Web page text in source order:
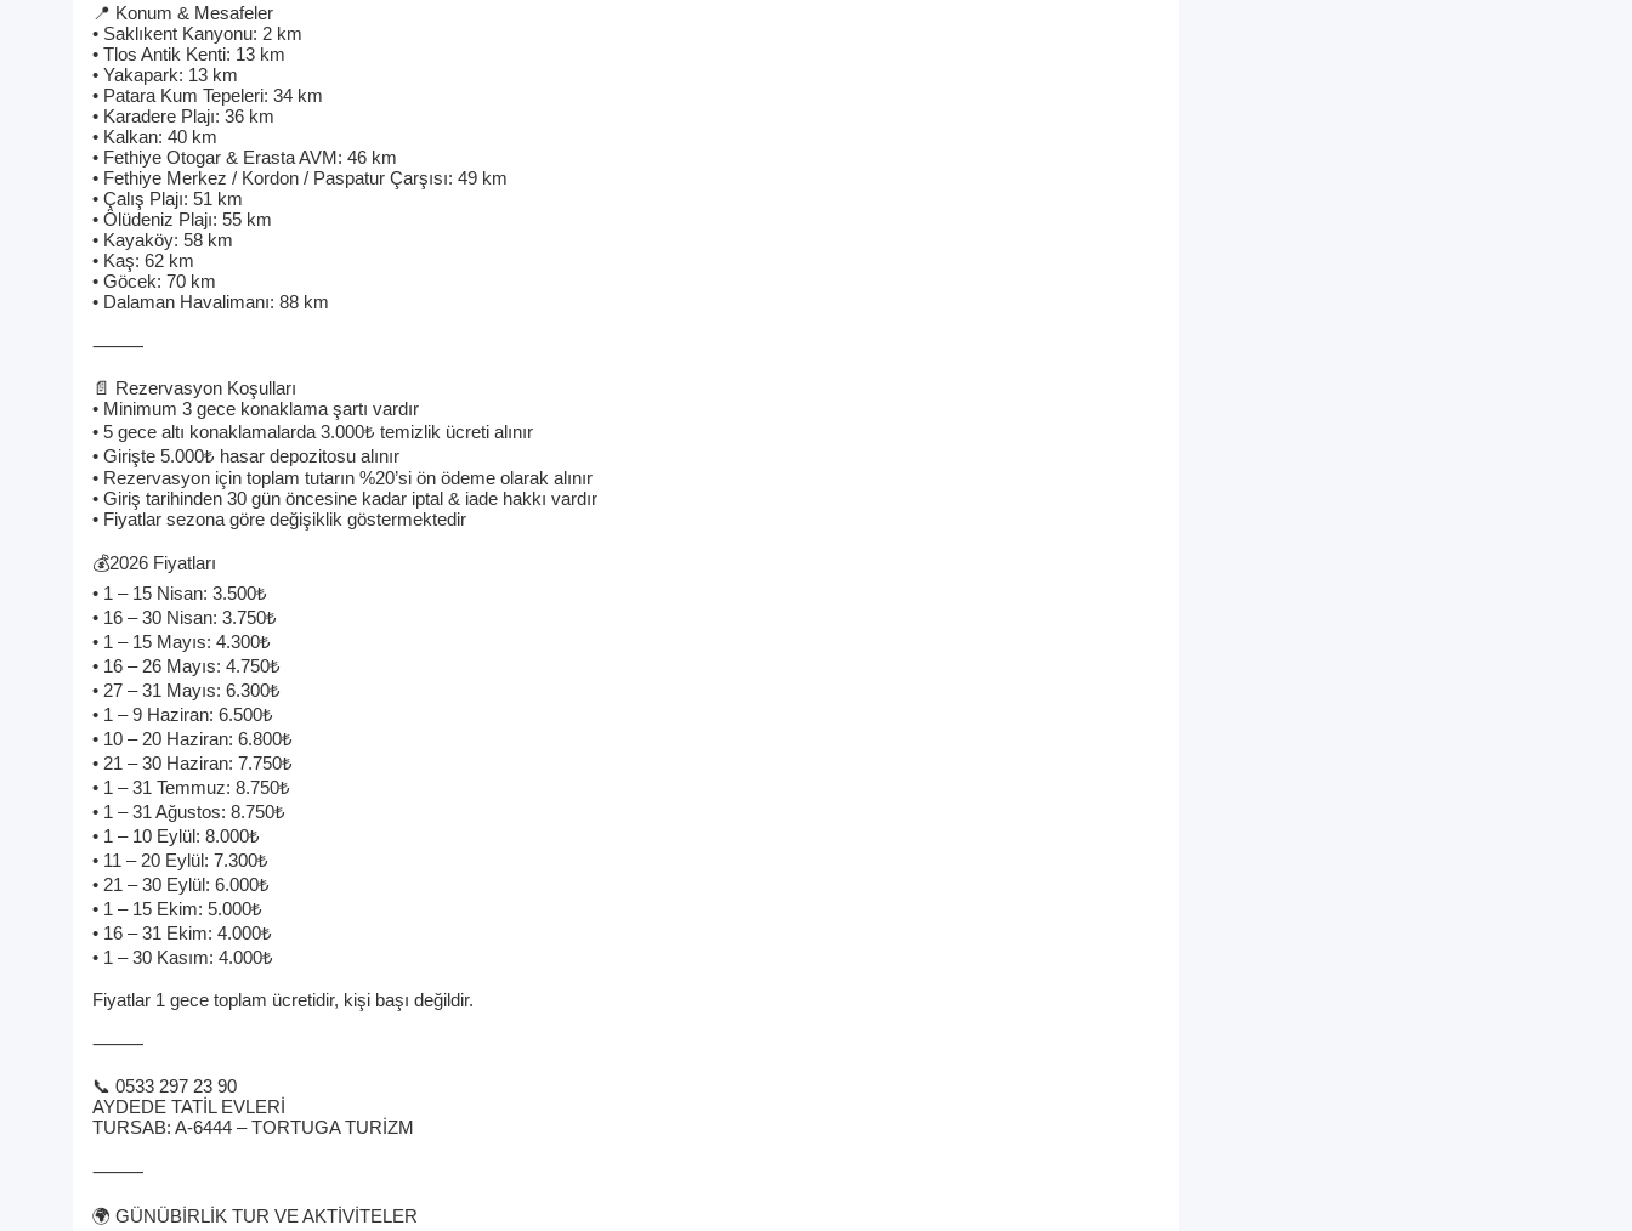
📍 Konum & Mesafeler
• Saklıkent Kanyonu: 2 km
• Tlos Antik Kenti: 13 km
• Yakapark: 13 km
• Patara Kum Tepeleri: 34 km
• Karadere Plajı: 36 km
• Kalkan: 40 km
• Fethiye Otogar & Erasta AVM: 46 km
• Fethiye Merkez / Kordon / Paspatur Çarşısı: 49 km
• Çalış Plajı: 51 km
• Ölüdeniz Plajı: 55 km
• Kayaköy: 58 km
• Kaş: 62 km
• Göcek: 70 km
• Dalaman Havalimanı: 88 km
⸻
📄 Rezervasyon Koşulları
• Minimum 3 gece konaklama şartı vardır
• 5 gece altı konaklamalarda 3.000₺ temizlik ücreti alınır
• Girişte 5.000₺ hasar depozitosu alınır
• Rezervasyon için toplam tutarın %20’si ön ödeme olarak alınır
• Giriş tarihinden 30 gün öncesine kadar iptal & iade hakkı vardır
• Fiyatlar sezona göre değişiklik göstermektedir
💰2026 Fiyatları
• 1 – 15 Nisan: 3.500₺
• 16 – 30 Nisan: 3.750₺
• 1 – 15 Mayıs: 4.300₺
• 16 – 26 Mayıs: 4.750₺
• 27 – 31 Mayıs: 6.300₺
• 1 – 9 Haziran: 6.500₺
• 10 – 20 Haziran: 6.800₺
• 21 – 30 Haziran: 7.750₺
• 1 – 31 Temmuz: 8.750₺
• 1 – 31 Ağustos: 8.750₺
• 1 – 10 Eylül: 8.000₺
• 11 – 20 Eylül: 7.300₺
• 21 – 30 Eylül: 6.000₺
• 1 – 15 Ekim: 5.000₺
• 16 – 31 Ekim: 4.000₺
• 1 – 30 Kasım: 4.000₺
Fiyatlar 1 gece toplam ücretidir, kişi başı değildir.
⸻
📞 0533 297 23 90
AYDEDE TATİL EVLERİ
TURSAB: A-6444 – TORTUGA TURİZM
⸻
🌍 GÜNÜBİRLİK TUR VE AKTİVİTELER